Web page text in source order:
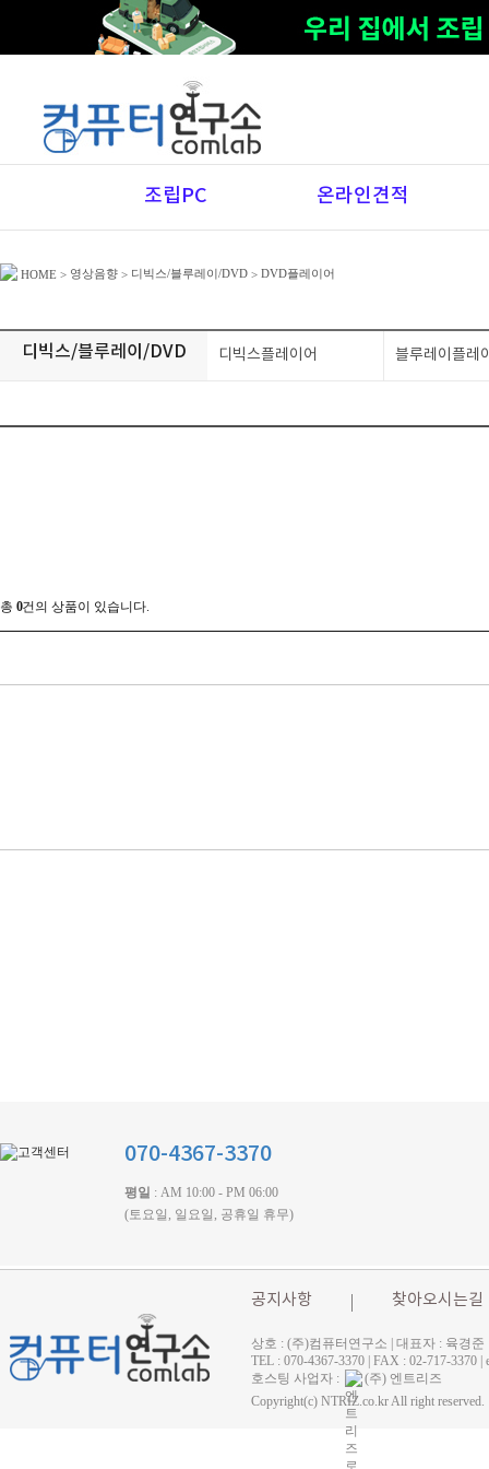
조립PC 온라인견적
HOME > 영상음향 > 디빅스/블루레이/DVD > DVD플레이어
디빅스/블루레이/DVD 디빅스플레이어 블루레이플레
070-4367-3370
평일 : AM 10:00 - PM 06:00
(토요일, 일요일, 공휴일 휴무)
공지사항 찾아오시는길
상호 : (주)컴퓨터연구소 | 대표자 : 육경
TEL : 070-4367-3370 | FAX : 02-717-
호스팅 사업자 :
(주) 엔트리즈
Copyright(c) NTRIZ.co.kr All right reserved.